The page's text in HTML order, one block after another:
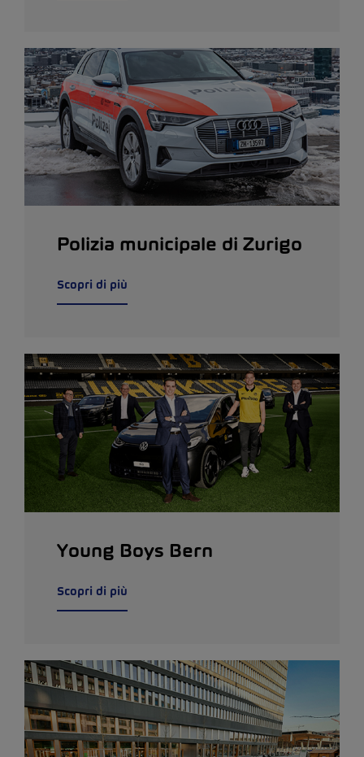
Polizia municipale di Zurigo
Scopri di più
Young Boys Bern
Scopri di più